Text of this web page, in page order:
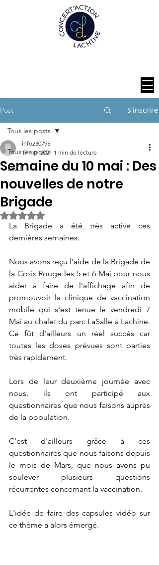
Post S'inscrire
Tous les posts
DMJ
Tous les posts
Semaine du 10 mai : Des
nouvelles de notre
Brigade
info230795
17 mai 2021 1 min de lecture
Noté NaN étoiles sur 5.
La Brigade a été très active ces
dernières semaines.
Nous avons reçu l'aide de la Brigade de
la Croix Rouge les 5 et 6 Mai pour nous
aider à faire de l'affichage afin de
promouvoir la clinique de vaccination
mobile qui s'est tenue le vendredi 7
Mai au chalet du parc LaSalle à Lachine.
Ce fût d'ailleurs un réel succès car
toutes les doses prévues sont parties
très rapidement.
Lors de leur deuxième journée avec
nous, ils ont participé aux
questionnaires que nous faisons auprès
de la population.
C'est d'ailleurs grâce à ces
questionnaires que nous faisons depuis
le mois de Mars, que nous avons pu
soulever plusieurs questions
récurrentes concernant la vaccination.
L'idée de faire des capsules vidéo sur
ce thème a alors émergé.